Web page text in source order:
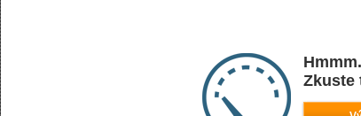
Zkuste